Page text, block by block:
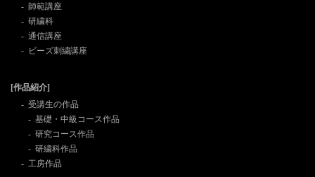
師範講座
研繍科
通信講座
ビーズ刺繍講座
[作品紹介]
受講生の作品
基礎・中級コース作品
研究コース作品
研繍科作品
工房作品